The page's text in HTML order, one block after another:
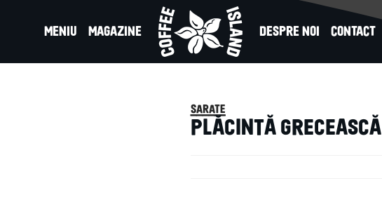
MENIU MAGAZINE DESPRE NOI CONTACT
sarate
PLĂCINTĂ GRECEASCĂ